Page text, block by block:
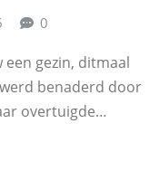
0
gezin, ditmaal
benaderd door
overtuigde…